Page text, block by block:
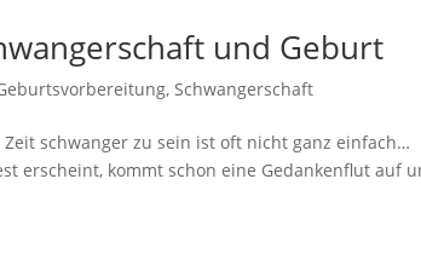
und Geburt
, Schwangerschaft
schwanger zu sein ist oft nicht ganz einfach…
erscheint, kommt schon eine Gedankenflut auf